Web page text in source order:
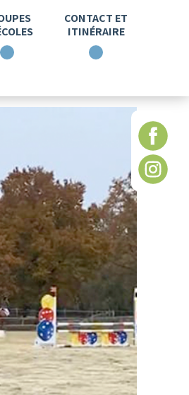
CONTACT ET
ITINÉRAIRE